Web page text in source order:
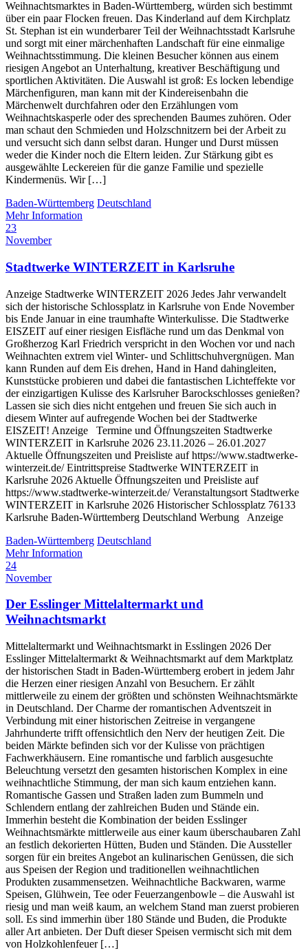
Weihnachtsmarktes in Baden-Württemberg, würden sich bestimmt
über ein paar Flocken freuen. Das Kinderland auf dem Kirchplatz
St. Stephan ist ein wunderbarer Teil der Weihnachtsstadt Karlsruhe
und sorgt mit einer märchenhaften Landschaft für eine einmalige
Weihnachtsstimmung. Die kleinen Besucher können aus einem
riesigen Angebot an Unterhaltung, kreativer Beschäftigung und
sportlichen Aktivitäten. Die Auswahl ist groß: Es locken lebendige
Märchenfiguren, man kann mit der Kindereisenbahn die
Märchenwelt durchfahren oder den Erzählungen vom
Weihnachtskasperle oder des sprechenden Baumes zuhören. Oder
man schaut den Schmieden und Holzschnitzern bei der Arbeit zu
und versucht sich dann selbst daran. Hunger und Durst müssen
weder die Kinder noch die Eltern leiden. Zur Stärkung gibt es
ausgewählte Leckereien für die ganze Familie und spezielle
Kindermenüs. Wir […]
Baden-Württemberg Deutschland
Mehr Information
23
November
Stadtwerke WINTERZEIT in Karlsruhe
Anzeige Stadtwerke WINTERZEIT 2026 Jedes Jahr verwandelt
sich der historische Schlossplatz in Karlsruhe von Ende November
bis Ende Januar in eine traumhafte Winterkulisse. Die Stadtwerke
EISZEIT auf einer riesigen Eisfläche rund um das Denkmal von
Großherzog Karl Friedrich verspricht in den Wochen vor und nach
Weihnachten extrem viel Winter- und Schlittschuhvergnügen. Man
kann Runden auf dem Eis drehen, Hand in Hand dahingleiten,
Kunststücke probieren und dabei die fantastischen Licht­e­f­­fekte vor
der einzigartigen Kulisse des Karlsruher Barock­schlos­­ses genießen?
Lassen sie sich dies nicht entgehen und freuen Sie sich auch in
diesem Winter auf aufregende Wochen bei der Stadtwerke
EISZEIT! Anzeige Termine und Öffnungszeiten Stadtwerke
WINTERZEIT in Karlsruhe 2026 23.11.2026 – 26.01.2027
Aktuelle Öffnungszeiten und Preisliste auf https://www.stadtwerke-
winterzeit.de/ Eintrittspreise Stadtwerke WINTERZEIT in
Karlsruhe 2026 Aktuelle Öffnungszeiten und Preisliste auf
https://www.stadtwerke-winterzeit.de/ Veranstaltungsort Stadtwerke
WINTERZEIT in Karlsruhe 2026 Historischer Schlossplatz 76133
Karlsruhe Baden-Württemberg Deutschland Werbung Anzeige
Baden-Württemberg Deutschland
Mehr Information
24
November
Der Esslinger Mittelaltermarkt und
Weihnachtsmarkt
Mittelaltermarkt und Weihnachtsmarkt in Esslingen 2026 Der
Esslinger Mittelaltermarkt & Weihnachtsmarkt auf dem Marktplatz
der historischen Stadt in Baden-Württemberg erobert in jedem Jahr
die Herzen einer riesigen Anzahl von Besuchern. Er zählt
mittlerweile zu einem der größten und schönsten Weihnachtsmärkte
in Deutschland. Der Charme der romantischen Adventszeit in
Verbindung mit einer historischen Zeitreise in vergangene
Jahrhunderte trifft offensichtlich den Nerv der heutigen Zeit. Die
beiden Märkte befinden sich vor der Kulisse von prächtigen
Fachwerkhäusern. Eine romantische und farblich ausgesuchte
Beleuchtung versetzt den gesamten historischen Komplex in eine
weihnachtliche Stimmung, der man sich kaum entziehen kann.
Romantische Gassen und Straßen laden zum Bummeln und
Schlendern entlang der zahlreichen Buden und Stände ein.
Immerhin besteht die Kombination der beiden Esslinger
Weihnachtsmärkte mittlerweile aus einer kaum überschaubaren Zahl
an festlich dekorierten Hütten, Buden und Ständen. Die Aussteller
sorgen für ein breites Angebot an kulinarischen Genüssen, die sich
aus Speisen der Region und traditionellen weihnachtlichen
Produkten zusammensetzen. Weihnachtliche Backwaren, warme
Speisen, Glühwein, Tee oder Feuerzangenbowle – die Auswahl ist
riesig und man weiß kaum, an welchem Stand man zuerst probieren
soll. Es sind immerhin über 180 Stände und Buden, die Produkte
aller Art anbieten. Der Duft dieser Speisen vermischt sich mit dem
von Holzkohlenfeuer […]